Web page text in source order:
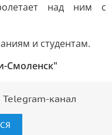
над ним с
и студентам.
Смоленск"
канал